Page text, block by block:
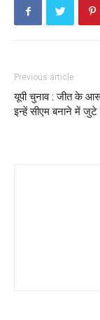
Previous article
यूपी चुनाव : जीत के
इन्हें सीएम बनाने में जुटे